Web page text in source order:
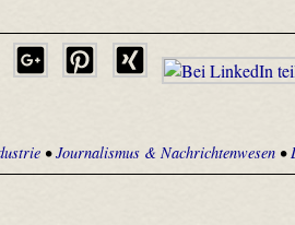
•Journalismus & Nachrichtenwesen •